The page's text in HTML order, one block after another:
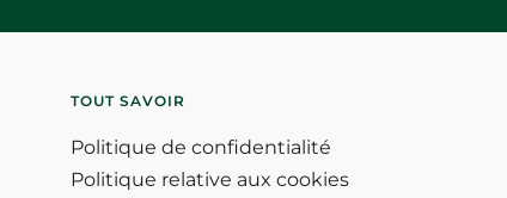
TOUT SAVOIR
Politique de confidentialité
Politique relative aux cookies